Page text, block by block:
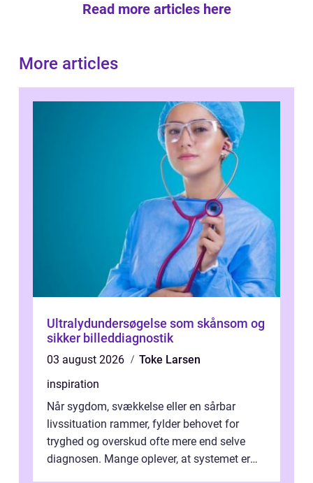
Read more articles here
More articles
Ultralydundersøgelse som skånsom og
sikker billeddiagnostik
03 august 2026
Toke Larsen
inspiration
Når sygdom, svækkelse eller en sårbar
livssituation rammer, fylder behovet for
tryghed og overskud ofte mere end selve
diagnosen. Mange oplever, at systemet er